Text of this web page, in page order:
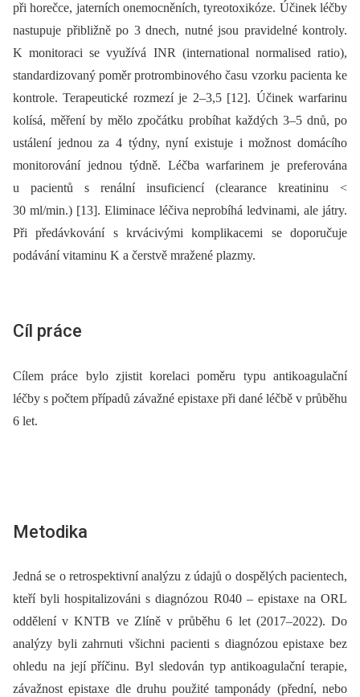
při horečce, jaterních onemocněních, tyreotoxikóze. Účinek léčby
nastupuje přibližně po 3 dnech, nutné jsou pravidelné kontroly.
K monitoraci se využívá INR (international normalised ratio),
standardizovaný poměr protrombinového času vzorku pacienta ke
kontrole. Terapeutické rozmezí je 2–3,5 [12]. Účinek warfarinu
kolísá, měření by mělo zpočátku probíhat každých 3–5 dnů, po
ustálení jednou za 4 týdny, nyní existuje i možnost domácího
monitorování jednou týdně. Léčba warfarinem je preferována
u pacientů s renální insuficiencí (clearance kreatininu <
30 ml/min.) [13]. Eliminace léčiva neprobíhá ledvinami, ale játry.
Při předávkování s krvácivými komplikacemi se doporučuje
podávání vitaminu K a čerstvě mražené plazmy.
Cíl práce
Cílem práce bylo zjistit korelaci poměru typu antikoagulační
léčby s počtem případů závažné epistaxe při dané léčbě v průběhu
6 let.
Metodika
Jedná se o retrospektivní analýzu z údajů o dospělých pacientech,
kteří byli hospitalizováni s diagnózou R040 –⁠ epistaxe na ORL
oddělení v KNTB ve Zlíně v průběhu 6 let (2017–2022). Do
analýzy byli zahrnuti všichni pacienti s diagnózou epistaxe bez
ohledu na její příčinu. Byl sledován typ antikoagulační terapie,
závažnost epistaxe dle druhu použité tamponády (přední, nebo